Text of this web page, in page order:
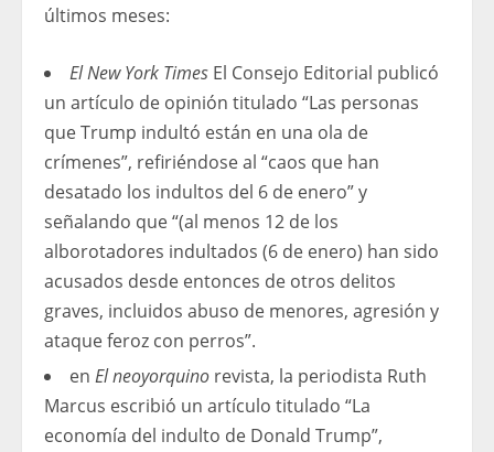
últimos meses:
ElNew York Times El Consejo Editorial publicó
un artículo de opinión titulado “Las personas
que Trump indultó están en una ola de
crímenes”, refiriéndose al “caos que han
desatado los indultos del 6 de enero” y
señalando que “(al menos 12 de los
alborotadores indultados (6 de enero) han sido
acusados ​​desde entonces de otros delitos
graves, incluidos abuso de menores, agresión y
ataque feroz con perros”.
en El neoyorquino revista, la periodista Ruth
Marcus escribió un artículo titulado “La
economía del indulto de Donald Trump”,